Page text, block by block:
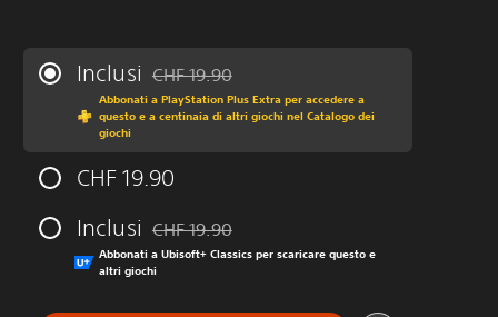
Inclusi Scontato dal prezzo originale di CHF 19.90
CHF 19.90
Abbonati a PlayStation Plus Extra per accedere a
questo e a centinaia di altri giochi nel Catalogo dei
giochi
CHF 19.90
Inclusi
Scontato dal prezzo originale di CHF 19.90
CHF 19.90
Abbonati a Ubisoft+ Classics per scaricare questo e
altri giochi